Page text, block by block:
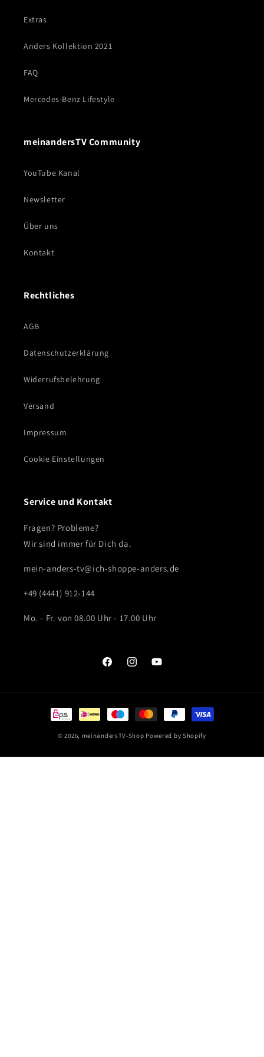
Extras
Anders Kollektion 2021
FAQ
Mercedes-Benz Lifestyle
meinandersTV Community
YouTube Kanal
Newsletter
Über uns
Kontakt
Rechtliches
AGB
Datenschutzerklärung
Widerrufsbelehrung
Versand
Impressum
Cookie Einstellungen
Service und Kontakt
Fragen? Probleme?
Wir sind immer für Dich da.
mein-anders-tv@ich-shoppe-anders.de
+49 (4441) 912-144
Mo. - Fr. von 08.00 Uhr - 17.00 Uhr
FacebookInstagramYouTube
Zahlungsmethoden
© 2026, meinandersTV-Shop Powered by Shopify